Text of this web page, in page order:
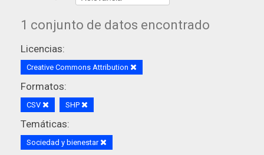
1 conjunto de datos encontrado
Licencias:
Creative Commons Attribution
Formatos:
CSV SHP
Temáticas:
Sociedad y bienestar